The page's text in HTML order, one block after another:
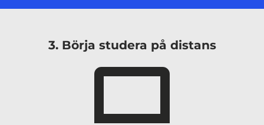
3. Börja studera på distans